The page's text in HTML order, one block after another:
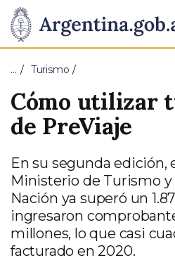
Presidencia
de
la
Nación
Pasar al contenido principal
… Turismo
Cómo utilizar
de PreViaje
En su segunda edición,
Ministerio de Turismo
Nación ya superó un
ingresaron
millones, lo que casi
facturado en 2020.